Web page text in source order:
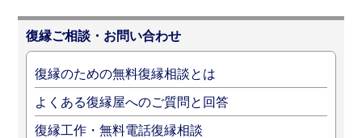
復縁ご相談・お問い合わせ
復縁のための無料復縁相談とは
よくある復縁屋へのご質問と回答
復縁工作・無料電話復縁相談